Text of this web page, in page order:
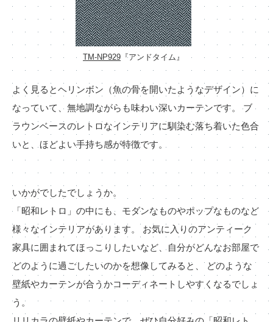
TM-NP929 『アンドタイム』
よく見るとヘリンボン（魚の骨を開いたようなデザイン）に
なっていて、無地調ながらも味わい深いカーテンです。 ブ
ラウンベースのレトロなインテリアに馴染む落ち着いた色合
いと、ほどよい手持ち感が特徴です。
いかがでしたでしょうか。
「昭和レトロ」の中にも、モダンなものやポップなものなど
様々なインテリアがあります。 お気に入りのアンティーク
家具に囲まれてほっこりしたいなど、自分がどんなお部屋で
どのように過ごしたいのかを想像してみると、 どのような
壁紙やカーテンが合うかコーディネートしやすくなるでしょ
う。